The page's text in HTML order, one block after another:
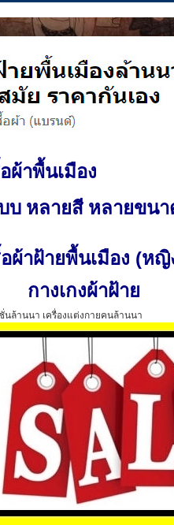
ผ้าพื้นเมือง
บ หลายสี หลายขนา
อผ้าฝ้ายพื้นเมือง (หญิ
กางเกงผ้าฝ้าย